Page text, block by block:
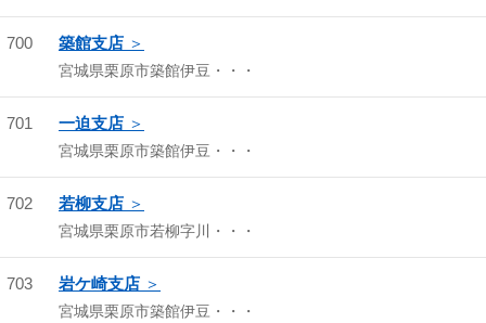
700 築館支店
宮城県栗原市築館伊豆・・・
701 一迫支店
宮城県栗原市築館伊豆・・・
702 若柳支店
宮城県栗原市若柳字川・・・
703 岩ケ崎支店
宮城県栗原市築館伊豆・・・